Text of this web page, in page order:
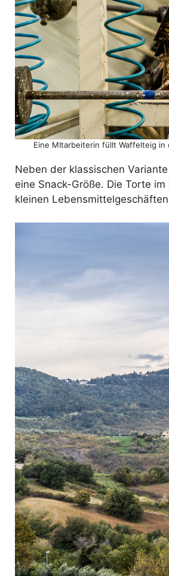
Eine MItarbeiterin füllt Waffelteig
Neben der klassischen
eine Snack-Größe. Die Torte
kleinen